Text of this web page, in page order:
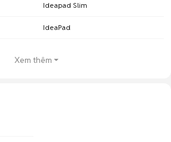
Ideapad Slim
IdeaPad
Xem thêm